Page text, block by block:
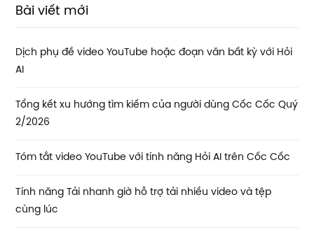
Bài viết mới
Dịch phụ đề video YouTube hoặc đoạn văn bất kỳ với Hỏi
AI
Tổng kết xu hướng tìm kiếm của người dùng Cốc Cốc Quý
2/2026
Tóm tắt video YouTube với tính năng Hỏi AI trên Cốc Cốc
Tính năng Tải nhanh giờ hỗ trợ tải nhiều video và tệp
cùng lúc